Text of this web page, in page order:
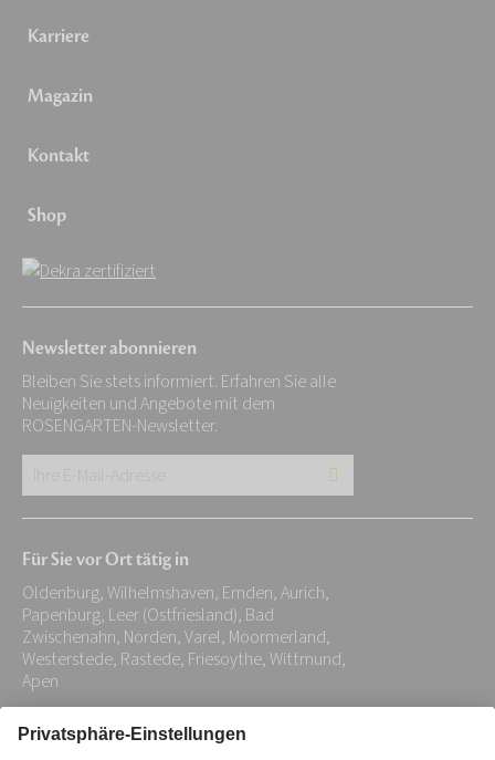
Karriere
Magazin
Kontakt
Shop
Newsletter abonnieren
Bleiben Sie stets informiert. Erfahren Sie alle
Neuigkeiten und Angebote mit dem
ROSENGARTEN-Newsletter.
Adresse:
*
Für Sie vor Ort tätig in
Oldenburg, Wilhelmshaven, Emden, Aurich,
Papenburg, Leer (Ostfriesland), Bad
Zwischenahn, Norden, Varel, Moormerland,
Westerstede, Rastede, Friesoythe, Wittmund,
Apen